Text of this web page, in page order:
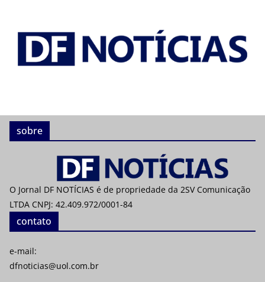
sobre
O Jornal DF NOTÍCIAS é de propriedade da 2SV Comunicação
LTDA CNPJ: 42.409.972/0001-84
contato
e-mail:
dfnoticias@uol.com.br